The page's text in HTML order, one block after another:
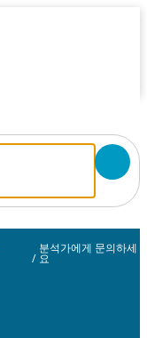
/
분석가에게 문의하세
요